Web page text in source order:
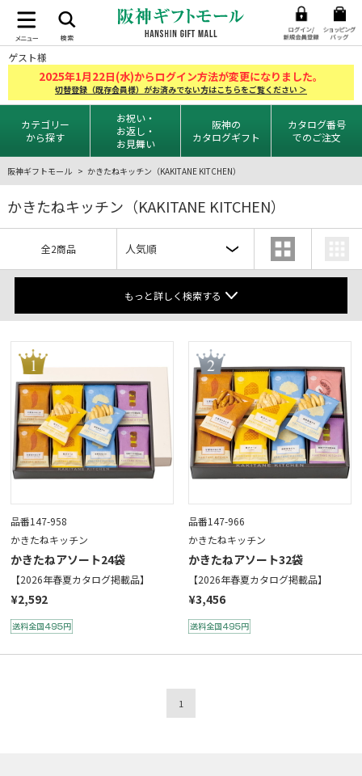
ゲスト様
2025年1月22日(水)からログイン方法が変更になりました。
切替登録（既存会員様）がお済みでない方はこちらをご覧ください ＞
カテゴリー
から探す
お祝い・
お返し・
お見舞い
阪神の
カタログギフト
カタログ番号
でのご注文
阪神ギフトモール かきたねキッチン（KAKITANE KITCHEN）
かきたねキッチン（KAKITANE KITCHEN）
全2商品
もっと詳しく検索する
品番147-958
かきたねキッチン
かきたねアソート24袋
【2026年春夏カタログ掲載品】
¥2,592
品番147-966
かきたねキッチン
かきたねアソート32袋
【2026年春夏カタログ掲載品】
¥3,456
1